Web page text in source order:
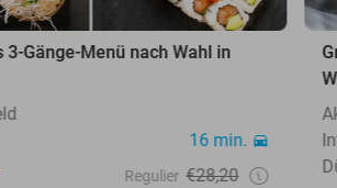
3-Gänge-Menü nach Wahl in
16 min.
Regulier €28,20